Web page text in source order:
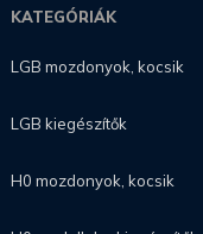
KATEGÓRIÁK
LGB mozdonyok, kocsik
LGB kiegészítők
H0 mozdonyok, kocsik